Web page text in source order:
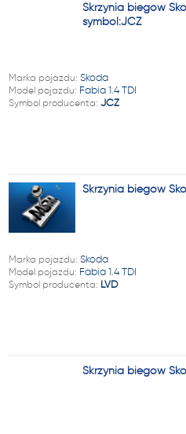
Skrzynia biegów
symbol:JCZ
Marka pojazdu: Skoda
Model pojazdu: Fabia 1.4 TDI
Symbol producenta: JCZ
Skrzynia biegów
Marka pojazdu: Skoda
Model pojazdu: Fabia 1.4 TDI
Symbol producenta: LVD
Skrzynia biegów